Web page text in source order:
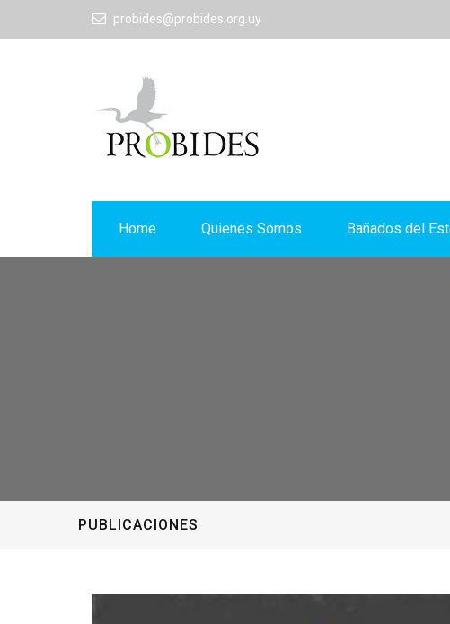
probides@probides.org.uy
Home Quienes Somos Bañados del
PUBLICACIONES